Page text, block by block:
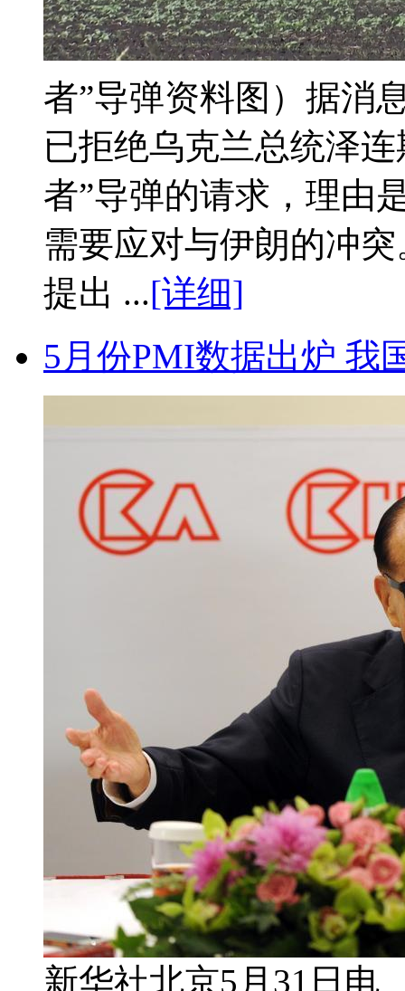
者”导弹资料图）据消
已拒绝乌克兰总统泽
者”导弹的请求，理由
需要应对与伊朗的冲
提出 ...[详细]
5月份PMI数据出炉 我
新华社北京5月31日